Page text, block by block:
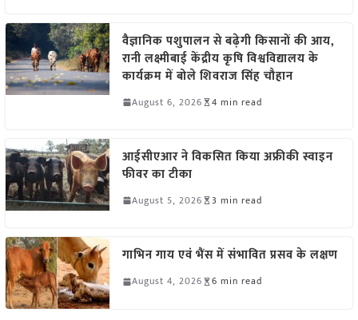
वैज्ञानिक पशुपालन से बढ़ेगी किसानों की आय,
रानी लक्ष्मीबाई केंद्रीय कृषि विश्वविद्यालय के
कार्यक्रम में बोले शिवराज सिंह चौहान
August 6, 2026 4 min read
आईसीएआर ने विकसित किया अफ्रीकी स्वाइन
फीवर का टीका
August 5, 2026 3 min read
गाभिन गाय एवं भैंस में संभावित प्रसव के लक्षण
August 4, 2026 6 min read